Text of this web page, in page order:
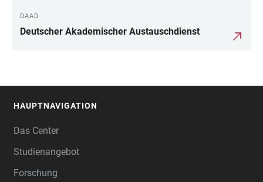
DAAD
Deutscher Akademischer Austauschdienst
HAUPTNAVIGATION
Das Center
Studienangebot
Forschung